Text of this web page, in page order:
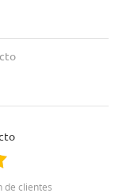
de clientes